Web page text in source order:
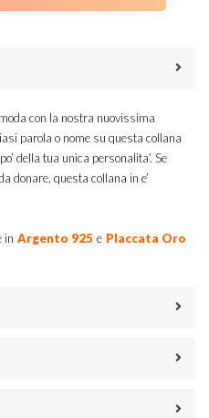
con la nostra nuovissima
parola o nome su questa collana
della tua unica personalita’. Se
donare, questa collana in e’
in Argento 925 e Placcata Oro